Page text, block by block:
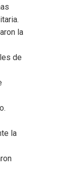
la
de
la